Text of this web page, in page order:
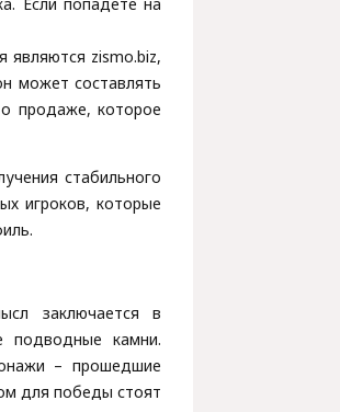
являются zismo.biz,
может составлять
продаже, которое
стабильного
игроков, которые
заключается в
подводные камни.
– прошедшие
для победы стоят